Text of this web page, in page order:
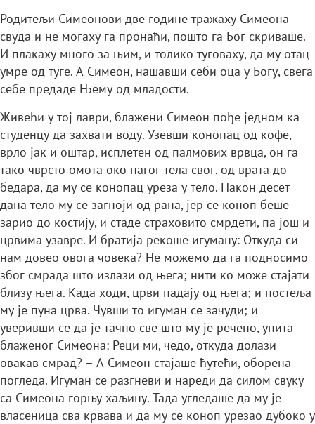
Родитељи Симеонови две године тражаху Симеона
свуда и не могаху га пронаћи, пошто га Бог скриваше.
И плакаху много за њим, и толико туговаху, да му отац
умре од туге. А Симеон, нашавши себи оца у Богу, свега
себе предаде Њему од младости.
Живећи у тој лаври, блажени Симеон пође једном ка
студенцу да захвати воду. Узевши конопац од кофе,
врло јак и оштар, исплетен од палмових врвца, он га
тако чврсто омота око нагог тела свог, од врата до
бедара, да му се конопац уреза у тело. Након десет
дана тело му се загноји од рана, јер се коноп беше
зарио до костију, и стаде страховито смрдети, па још и
црвима узавре. И братија рекоше игуману: Откуда си
нам довео овога човека? Не можемо да га подносимо
због смрада што излази од њега; нити ко може стајати
близу њега. Када ходи, црви падају од њега; и постеља
му је пуна црва. Чувши то игуман се зачуди; и
уверивши се да је тачно све што му је речено, упита
блаженог Симеона: Реци ми, чедо, откуда долази
овакав смрад? – А Симеон стајаше ћутећи, оборена
погледа. Игуман се разгневи и нареди да силом свуку
са Симеона горњу хаљину. Тада угледаше да му је
власеница сва крвава и да му се коноп урезао дубоко у